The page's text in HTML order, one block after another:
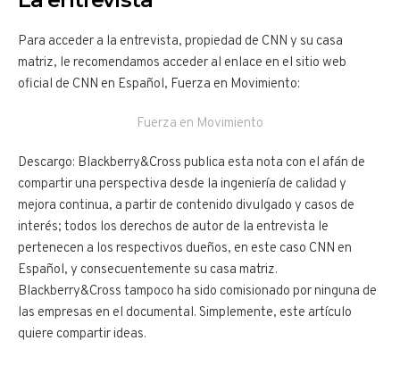
Para acceder a la entrevista, propiedad de CNN y su casa
matriz, le recomendamos acceder al enlace en el sitio web
oficial de CNN en Español, Fuerza en Movimiento:
Fuerza en Movimiento
Descargo: Blackberry&Cross publica esta nota con el afán de
compartir una perspectiva desde la ingeniería de calidad y
mejora continua, a partir de contenido divulgado y casos de
interés; todos los derechos de autor de la entrevista le
pertenecen a los respectivos dueños, en este caso CNN en
Español, y consecuentemente su casa matriz.
Blackberry&Cross tampoco ha sido comisionado por ninguna de
las empresas en el documental. Simplemente, este artículo
quiere compartir ideas.